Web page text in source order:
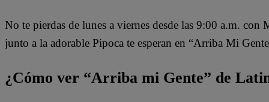
No te pierdas de lunes a viernes desde las 9:00 a.m.
junto a la adorable Pipoca te esperan en “Arriba Mi
¿Cómo ver “Arriba mi Gente” de